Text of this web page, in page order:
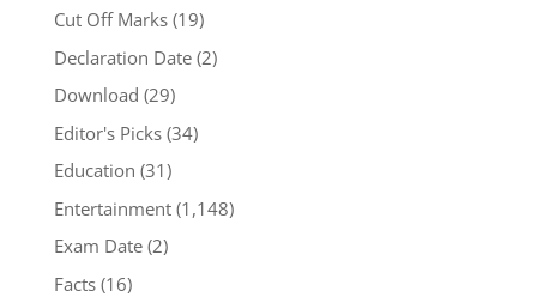
Cut Off Marks(19)
Declaration Date(2)
Download (29)
Editor's Picks(34)
Education (31)
Entertainment(1,148)
Exam Date(2)
Facts(16)